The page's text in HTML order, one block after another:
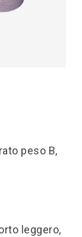
peso B,
leggero,